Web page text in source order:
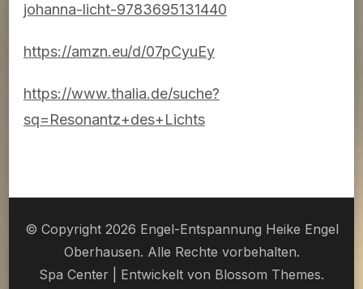
johanna-licht-9783695131440
https://amzn.eu/d/07pCyuEy
https://www.thalia.de/suche?
sq=Resonantz+des+Lichts
© Copyright 2026 Engel-Entspannung Heike Engel
Oberhausen. Alle Rechte vorbehalten.
Spa Center | Entwickelt von Blossom Themes.